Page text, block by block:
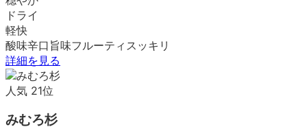
ドライ
軽快
酸味辛口 旨味フルーティ スッキリ
詳細を見る
人気 21位
みむろ杉